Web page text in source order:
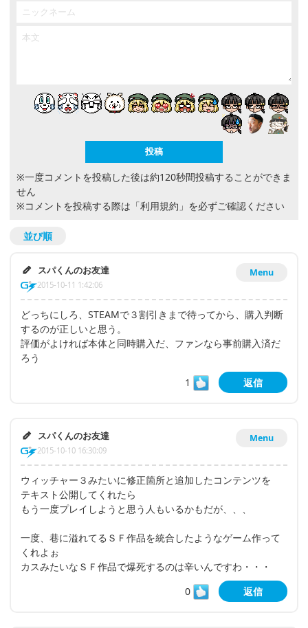
※一度コメントを投稿した後は約120秒間投稿することができま
せん
※コメントを投稿する際は 「利用規約」 を必ずご確認ください
並び順
Menu
スパくんのお友達
2015-10-11 1:42:06
どっちにしろ、STEAMで３割引きまで待ってから、購入判断
するのが正しいと思う。
評価がよければ本体と同時購入だ、ファンなら事前購入済だ
ろう
1
返信
Menu
スパくんのお友達
2015-10-10 16:30:09
ウィッチャー３みたいに修正箇所と追加したコンテンツを
テキスト公開してくれたら
もう一度プレイしようと思う人もいるかもだが、、、
一度、巷に溢れてるＳＦ作品を統合したようなゲーム作って
くれよぉ
カスみたいなＳＦ作品で爆死するのは辛いんですわ・・・
0
返信